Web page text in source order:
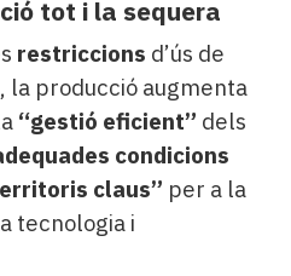
tot i la sequera
restriccions d’ús de
la producció augmenta
“gestió eficient” dels
condicions
claus” per a la
tecnologia i